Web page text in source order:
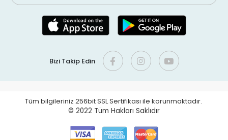
Bizi Takip Edin
Tüm bilgileriniz 256bit SSL Sertifikası ile korunmaktadır.
© 2022 Tüm Hakları Saklıdır